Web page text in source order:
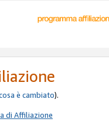
è cambiato).
di Affiliazione